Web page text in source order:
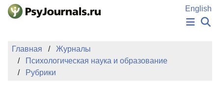
Перейти к основному содержанию
English
НОВОСТИ
ИЗДАНИЯ
АВТОРЫ
Главная
Журналы
Психологическая наука и образование
Рубрики